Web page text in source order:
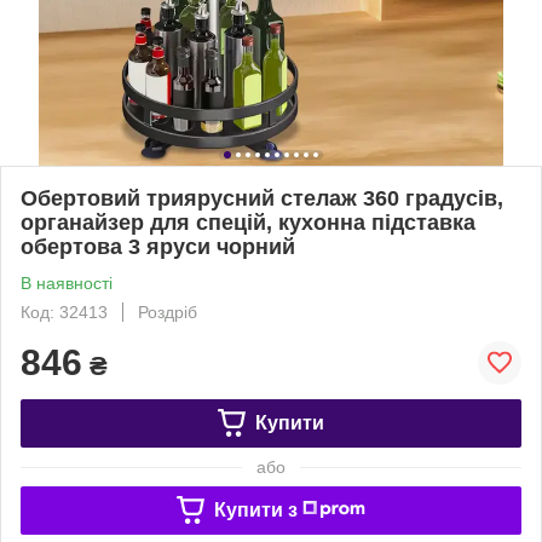
Обертовий триярусний стелаж 360 градусів,
органайзер для спецій, кухонна підставка
обертова 3 яруси чорний
В наявності
Код: 32413
Роздріб
846 ₴
Купити
або
Купити з